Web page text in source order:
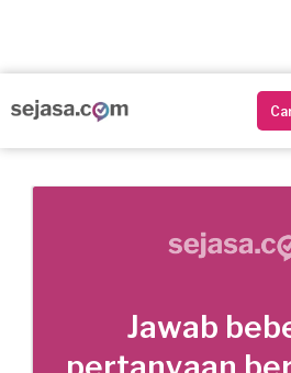
Jawab